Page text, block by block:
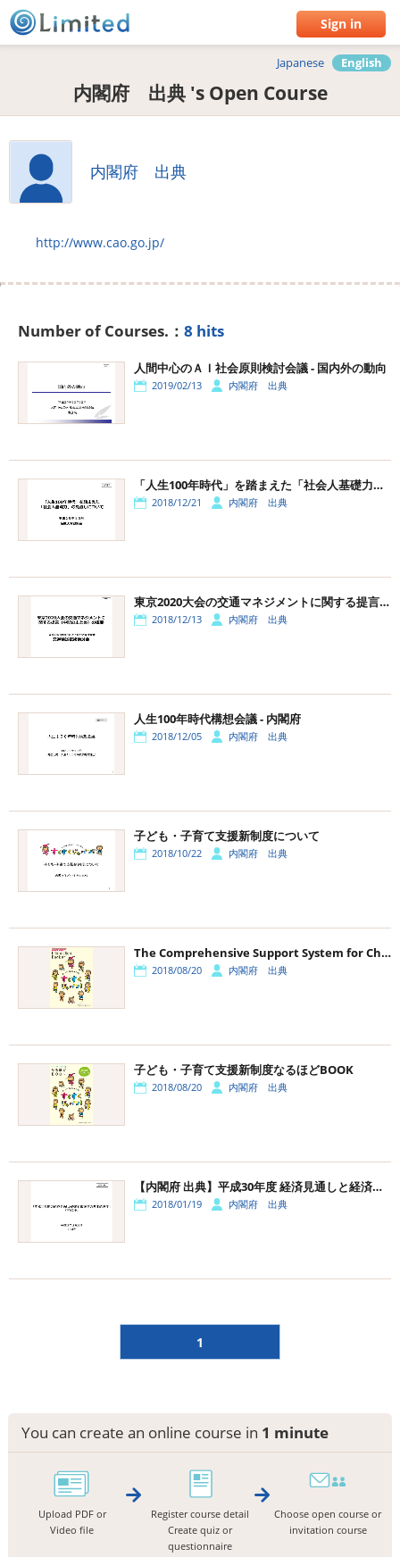
Sign in
内閣府 出典 's Open Course
Japanese English
内閣府 出典
http://www.cao.go.jp/
Number of Courses.： 8 hits
人間中心のＡＩ社会原則検討会議 - 国内外の動向
2019/02/13 内閣府 出典
「人生100年時代」を踏まえた「社会人基礎力」の見直しについて
2018/12/21 内閣府 出典
東京2020大会の交通マネジメントに関する提言の概要
2018/12/13 内閣府 出典
人生100年時代構想会議 - 内閣府
2018/12/05 内閣府 出典
子ども・子育て支援新制度について
2018/10/22 内閣府 出典
The Comprehensive Support System for Children and Child-rearing Information Booklet
2018/08/20 内閣府 出典
子ども・子育て支援新制度なるほどBOOK
2018/08/20 内閣府 出典
【内閣府 出典】平成30年度 経済見通しと経済財政運営の基本的態度
2018/01/19 内閣府 出典
1
You can create an online course in 1 minute
Upload PDF or
Video file
Register course detail
Create quiz or
questionnaire
Choose open course or
invitation course